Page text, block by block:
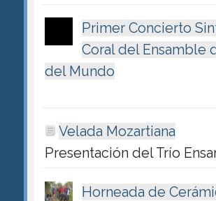
Primer Concierto
Coral del Ensamble
del Mundo
Velada Mozartiana
Presentación del Trío
Horneada de